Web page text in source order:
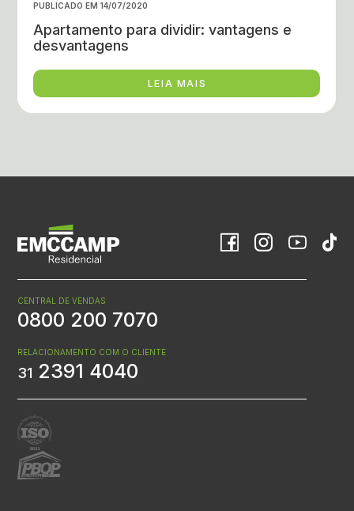
PUBLICADO EM 14/07/2020
Apartamento para dividir: vantagens e
desvantagens
LEIA MAIS
CENTRAL DE VENDAS
0800 200 7070
RELACIONAMENTO COM O CLIENTE
31 2391 4040